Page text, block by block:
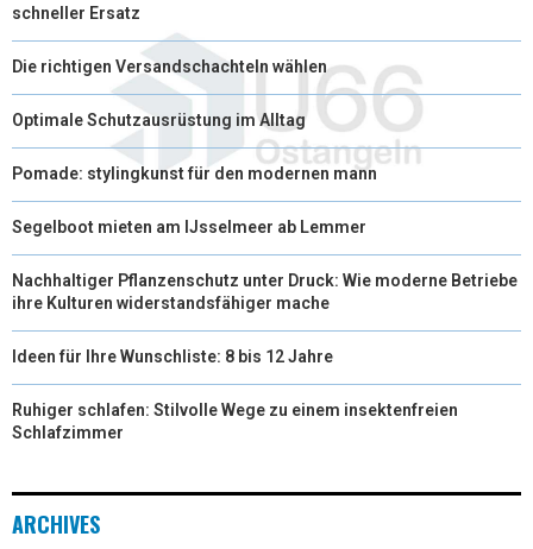
schneller Ersatz
Die richtigen Versandschachteln wählen
Optimale Schutzausrüstung im Alltag
Pomade: stylingkunst für den modernen mann
Segelboot mieten am IJsselmeer ab Lemmer
Nachhaltiger Pflanzenschutz unter Druck: Wie moderne Betriebe
ihre Kulturen widerstandsfähiger mache
Ideen für Ihre Wunschliste: 8 bis 12 Jahre
Ruhiger schlafen: Stilvolle Wege zu einem insektenfreien
Schlafzimmer
ARCHIVES